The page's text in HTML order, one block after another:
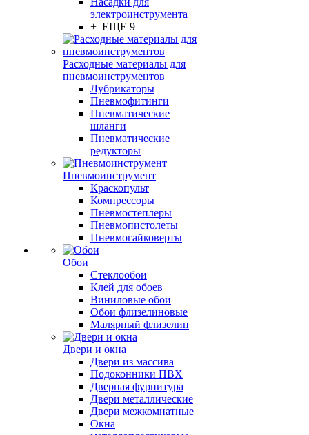
электроинструмента
+ ЕЩЕ 9
Расходные материалы для
пневмоинструментов
Лубрикаторы
Пневмофитинги
Пневматические
шланги
Пневматические
редукторы
Пневмоинструмент
Краскопульт
Компрессоры
Пневмостеплеры
Пневмопистолеты
Пневмогайковерты
Обои
Стеклообои
Клей для обоев
Виниловые обои
Обои флизелиновые
Малярный флизелин
Двери и окна
Двери из массива
Подоконники ПВХ
Дверная фурнитура
Двери металлические
Двери межкомнатные
Окна